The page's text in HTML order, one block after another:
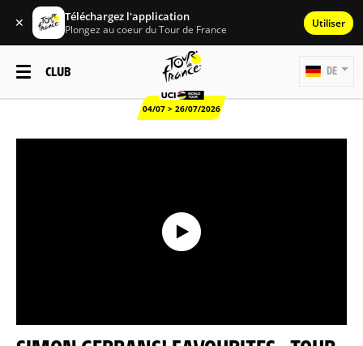
✕ Téléchargez l'application
Plongez au coeur du Tour de France Utiliser
CLUB
04/07 > 26/07/2026
DE